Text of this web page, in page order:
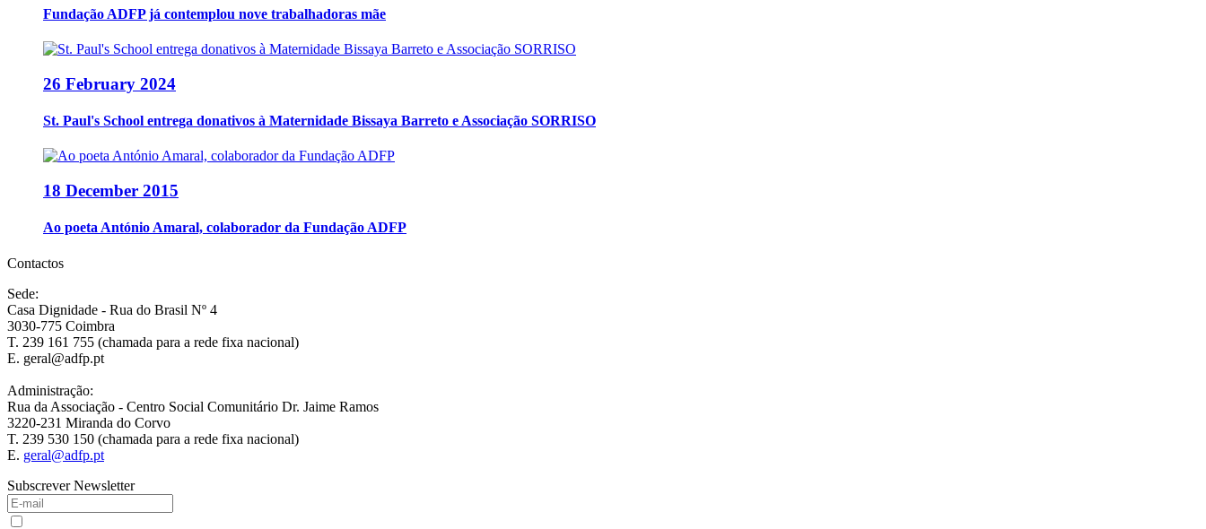
Fundação ADFP já contemplou nove trabalhadoras mãe
26 February 2024
St. Paul's School entrega donativos à Maternidade Bissaya Barreto e Associação SORRISO
18 December 2015
Ao poeta António Amaral, colaborador da Fundação ADFP
Contactos
Sede:
Casa Dignidade - Rua do Brasil Nº 4
3030-775 Coimbra
T. 239 161 755 (chamada para a rede fixa nacional)
E. geral@adfp.pt
Administração:
Rua da Associação - Centro Social Comunitário Dr. Jaime Ramos
3220-231 Miranda do Corvo
T. 239 530 150 (chamada para a rede fixa nacional)
E. geral@adfp.pt
Subscrever Newsletter